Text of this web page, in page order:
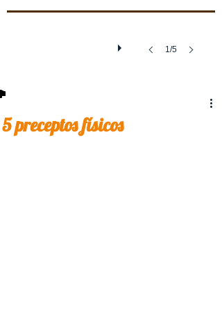
1/5
5 preceptos físicos